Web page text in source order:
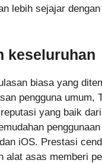
lebih sejajar
keseluruhan
biasa yang
pengguna umum,
yang baik
iOS. Prestasi
alat asas memberi